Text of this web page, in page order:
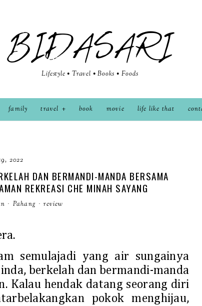
BIDASARI
Lifestyle • Travel • Books • Foods
family travel book movie life like that
2022
DAN BERMANDI-MANDA BERSAMA
REKREASI CHE MINAH SAYANG
· Pahang · review
semulajadi yang air sungainya
berkelah dan bermandi-manda
Kalau hendak datang seorang diri
pokok menghijau,